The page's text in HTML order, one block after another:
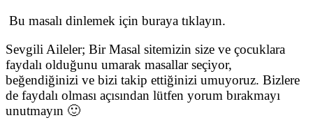
Bu masalı dinlemek için buraya tıklayın.
Sevgili Aileler; Bir Masal sitemizin size ve çocuklara
faydalı olduğunu umarak masallar seçiyor,
beğendiğinizi ve bizi takip ettiğinizi umuyoruz. Bizlere
de faydalı olması açısından lütfen yorum bırakmayı
unutmayın 🙂